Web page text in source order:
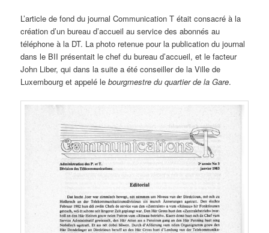
L’article de fond du journal Communication T était consacré à la
création d’un bureau d’accueil au service des abonnés au
téléphone à la DT. La photo retenue pour la publication du journal
dans le BII présentait le chef du bureau d’accueil, et le facteur
John Liber, qui dans la suite a été conseiller de la Ville de
Luxembourg et appelé lebourgmestre du quartier de la Gare.